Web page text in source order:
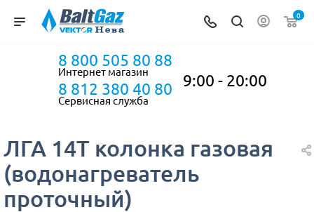
0
8 800 505 80 88
Интернет магазин
8 812 380 40 80
Сервисная служба
9:00 - 20:00
ЛГА 14Т колонка газовая
(водонагреватель
проточный)